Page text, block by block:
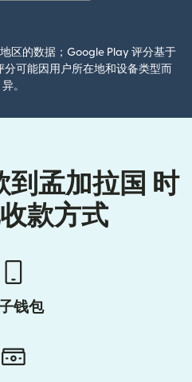
区的数据；Google Play 评分基于
可能因用户所在地和设备类型而
异。
到孟加拉国 时
款方式
钱包